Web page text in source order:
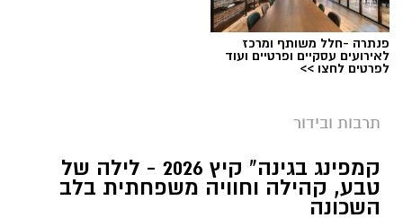
מערכת ירושלים נט / 10:00 28.07.26
תגים:פארק המים
פנתרה -חלל משותף ומרכז
לאירועים עסקיים ופרטיים ועוד
לפרטים לחצו >>
תרבות ובידור
קמפינג בגינה" קיץ 2026 - לילה של
טבע, קהילה וחוויה משפחתית בלב
השכונה